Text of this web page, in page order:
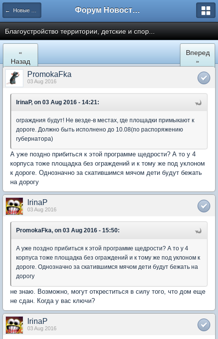
← Новые Водники Форум Новостройки
Благоустройство территории, детские и спор...
«
Назад
Вперед
»
PromokaFka
03 Aug 2016
IrinaP, on 03 Aug 2016 - 14:21:
ограждния будут! Не везде-в местах, где площадки примыкают к
дороге. Должно быть исполнено до 10.08(по распоряжению
губернатора)
А уже поздно прибиться к этой программе щедрости? А то у 4
корпуса тоже площадка без ограждений и к тому же под уклоном
к дороге. Однозначно за скатившимся мячом дети будут бежать
на дорогу
IrinaP
03 Aug 2016
PromokaFka, on 03 Aug 2016 - 15:50:
А уже поздно прибиться к этой программе щедрости? А то у 4
корпуса тоже площадка без ограждений и к тому же под уклоном к
дороге. Однозначно за скатившимся мячом дети будут бежать на
дорогу
не знаю. Возможно, могут откреститься в силу того, что дом еще
не сдан. Когда у вас ключи?
IrinaP
03 Aug 2016